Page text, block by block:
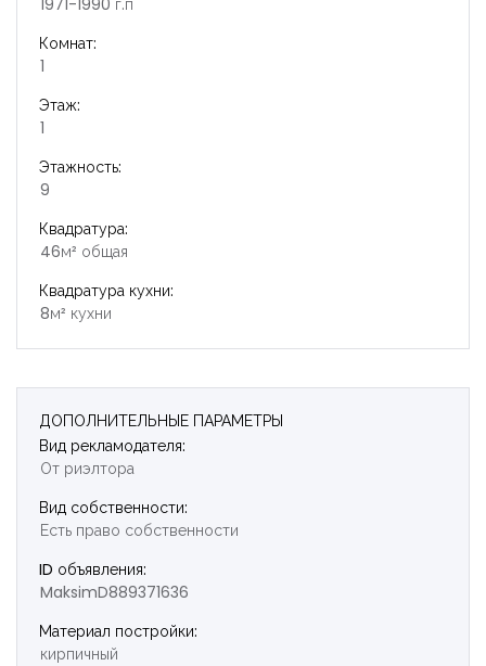
Комнат:
1
Этаж:
1
Этажность:
9
Квадратура:
46м² общая
Квадратура кухни:
8м² кухни
ДОПОЛНИТЕЛЬНЫЕ ПАРАМЕТРЫ
Вид рекламодателя:
От риэлтора
Вид собственности:
Есть право собственности
ID объявления:
MaksimD889371636
Материал постройки:
кирпичный